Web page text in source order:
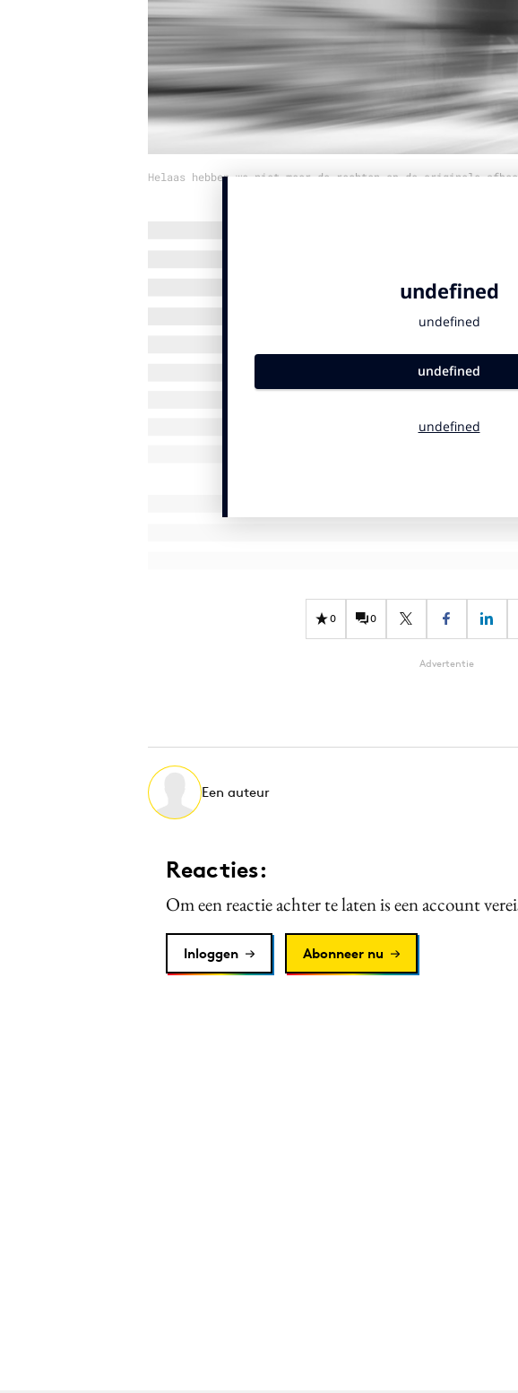
Helaas hebben we niet meer de rechten op de originele
0 0
Advertentie
Een auteur
Reacties:
Om een reactie achter te laten is een account
Inloggen Abonneer nu